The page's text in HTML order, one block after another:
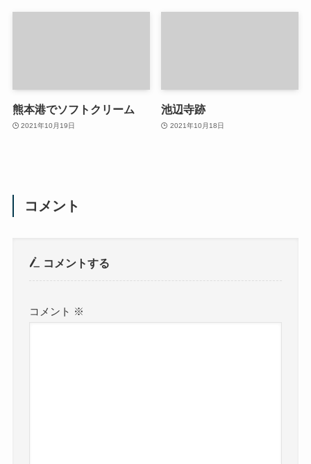
熊本港でソフトクリーム
2021年10月19日
池辺寺跡
2021年10月18日
コメント
コメントする
コメント ※